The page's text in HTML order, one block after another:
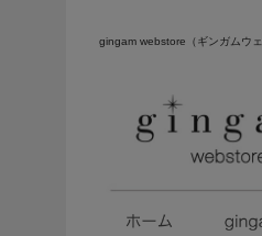
gingam webstore（ギンガムウ